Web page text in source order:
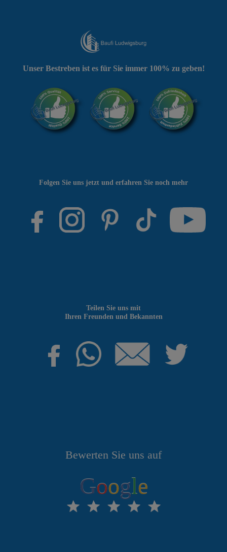
Bewerten Sie uns auf
Google
Teilen Sie uns mit
Ihren Freunden und Bekannten
Folgen Sie uns jetzt und erfahren Sie noch mehr
Unser Bestreben ist es für Sie immer 100% zu geben!